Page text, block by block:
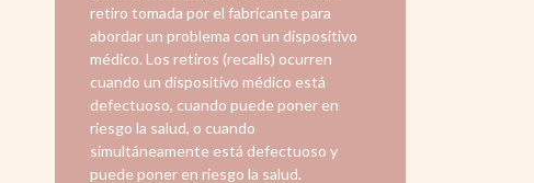
retiro tomada por el fabricante para
abordar un problema con un dispositivo
médico. Los retiros (recalls) ocurren
cuando un dispositivo médico está
defectuoso, cuando puede poner en
riesgo la salud, o cuando
simultáneamente está defectuoso y
puede poner en riesgo la salud.